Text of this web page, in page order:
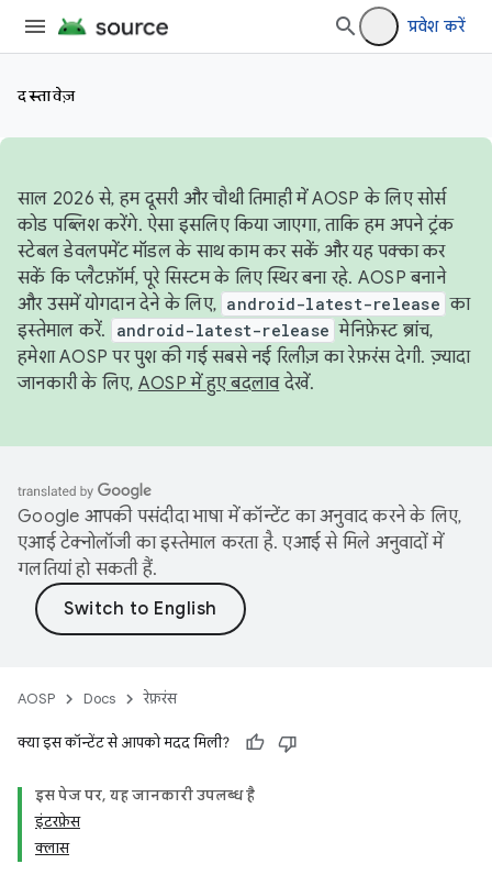
प्रवेश करें
दस्तावेज़
साल 2026 से, हम दूसरी और चौथी तिमाही में AOSP के लिए सोर्स
कोड पब्लिश करेंगे. ऐसा इसलिए किया जाएगा, ताकि हम अपने ट्रंक
स्टेबल डेवलपमेंट मॉडल के साथ काम कर सकें और यह पक्का कर
सकें कि प्लैटफ़ॉर्म, पूरे सिस्टम के लिए स्थिर बना रहे. AOSP बनाने
और उसमें योगदान देने के लिए, android-latest-release का
इस्तेमाल करें.
android-latest-release मेनिफ़ेस्ट ब्रांच,
हमेशा AOSP पर पुश की गई सबसे नई रिलीज़ का रेफ़रंस देगी. ज़्यादा
जानकारी के लिए, AOSP में हुए बदलावदेखें.
Google आपकी पसंदीदा भाषा में कॉन्टेंट का अनुवाद करने के लिए,
एआई टेक्नोलॉजी का इस्तेमाल करता है. एआई से मिले अनुवादों में
गलतियां हो सकती हैं.
AOSP Docs रेफ़रंस
क्या इस कॉन्टेंट से आपको मदद मिली?
इस पेज पर, यह जानकारी उपलब्ध है
इंटरफ़ेस
क्लास